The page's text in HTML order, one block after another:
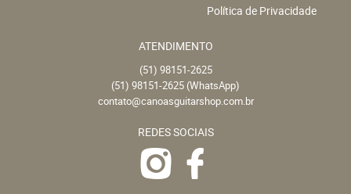
Política de Privacidade
ATENDIMENTO
(51) 98151-2625
(51) 98151-2625 (WhatsApp)
contato@canoasguitarshop.com.br
REDES SOCIAIS